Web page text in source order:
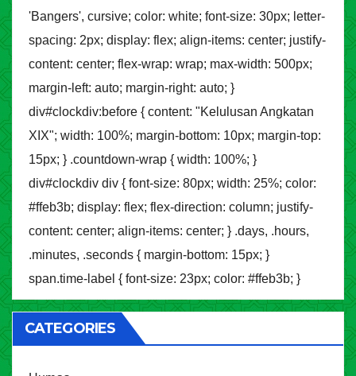
'Bangers', cursive; color: white; font-size: 30px; letter-
spacing: 2px; display: flex; align-items: center; justify-
content: center; flex-wrap: wrap; max-width: 500px;
margin-left: auto; margin-right: auto; }
div#clockdiv:before { content: "Kelulusan Angkatan
XIX"; width: 100%; margin-bottom: 10px; margin-top:
15px; } .countdown-wrap { width: 100%; }
div#clockdiv div { font-size: 80px; width: 25%; color:
#ffeb3b; display: flex; flex-direction: column; justify-
content: center; align-items: center; } .days, .hours,
.minutes, .seconds { margin-bottom: 15px; }
span.time-label { font-size: 23px; color: #ffeb3b; }
CATEGORIES